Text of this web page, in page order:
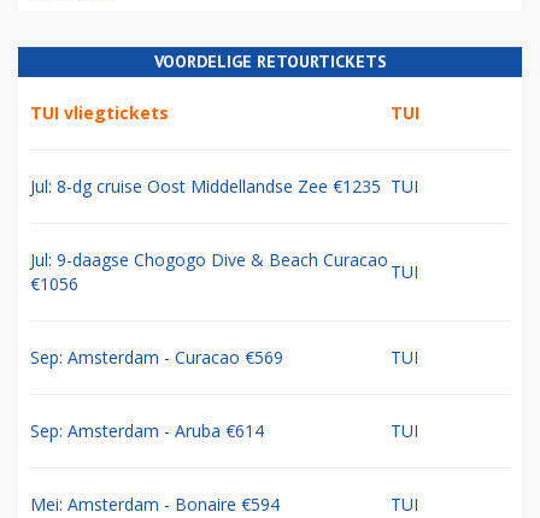
VOORDELIGE RETOURTICKETS
TUI vliegtickets TUI
Jul: 8-dg cruise Oost Middellandse Zee €1235 TUI
Jul: 9-daagse Chogogo Dive & Beach Curacao
€1056
TUI
Sep: Amsterdam - Curacao €569 TUI
Sep: Amsterdam - Aruba €614 TUI
Mei: Amsterdam - Bonaire €594 TUI